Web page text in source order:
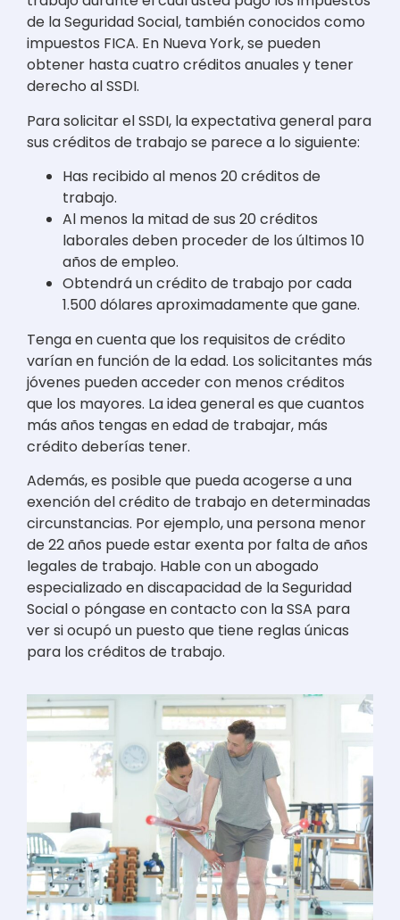
de la Seguridad Social, también conocidos como
impuestos FICA. En Nueva York, se pueden
obtener hasta cuatro créditos anuales y tener
derecho al SSDI.
Para solicitar el SSDI, la expectativa general para
sus créditos de trabajo se parece a lo siguiente:
Has recibido al menos 20 créditos de
trabajo.
Al menos la mitad de sus 20 créditos
laborales deben proceder de los últimos 10
años de empleo.
Obtendrá un crédito de trabajo por cada
1.500 dólares aproximadamente que gane.
Tenga en cuenta que los requisitos de crédito
varían en función de la edad. Los solicitantes más
jóvenes pueden acceder con menos créditos
que los mayores. La idea general es que cuantos
más años tengas en edad de trabajar, más
crédito deberías tener.
Además, es posible que pueda acogerse a una
exención del crédito de trabajo en determinadas
circunstancias. Por ejemplo, una persona menor
de 22 años puede estar exenta por falta de años
legales de trabajo. Hable con un abogado
especializado en discapacidad de la Seguridad
Social o póngase en contacto con la SSA para
ver si ocupó un puesto que tiene reglas únicas
para los créditos de trabajo.